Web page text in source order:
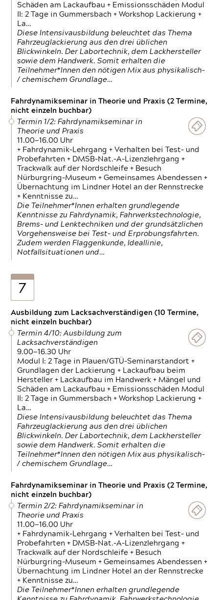
Schäden am Lackaufbau + Emissionsschäden Modul
II: 2 Tage in Gummersbach + Workshop Lackierung +
La…
Diese Intensivausbildung beleuchtet das Thema
Fahrzeuglackierung aus den drei üblichen
Blickwinkeln. Der Labortechnik, dem Lackhersteller
sowie dem Handwerk. Somit erhalten die
Teilnehmer*Innen den nötigen Mix aus physikalisch-
/ chemischem Grundlage…
Fahrdynamikseminar in Theorie und Praxis (2 Termine,
nicht einzeln buchbar)
Termin 1/2: Fahrdynamikseminar in
Theorie und Praxis
11.00—16.00 Uhr
+ Fahrdynamik-Lehrgang + Verhalten bei Test- und
Probefahrten + DMSB-Nat.-A-Lizenzlehrgang +
Trackwalk auf der Nordschleife + Besuch
Nürburgring-Museum + Gemeinsames Abendessen +
Übernachtung im Lindner Hotel an der Rennstrecke
+ Kenntnisse zu…
Die Teilnehmer*Innen erhalten grundlegende
Kenntnisse zu Fahrdynamik, Fahrwerkstechnologie,
Brems- und Lenktechniken und der grundsätzlichen
Vorgehensweise bei Test- und Erprobungsfahrten.
Zudem werden Flaggenkunde, Ideallinie,
Notfallsituationen und…
7
Ausbildung zum Lacksachverständigen (10 Termine,
nicht einzeln buchbar)
Termin 4/10: Ausbildung zum
Lacksachverständigen
9.00—16.30 Uhr
Modul I: 2 Tage in Plauen/GTÜ-Seminarstandort +
Grundlagen der Lackierung + Lackaufbau beim
Hersteller + Lackaufbau im Handwerk + Mängel und
Schäden am Lackaufbau + Emissionsschäden Modul
II: 2 Tage in Gummersbach + Workshop Lackierung +
La…
Diese Intensivausbildung beleuchtet das Thema
Fahrzeuglackierung aus den drei üblichen
Blickwinkeln. Der Labortechnik, dem Lackhersteller
sowie dem Handwerk. Somit erhalten die
Teilnehmer*Innen den nötigen Mix aus physikalisch-
/ chemischem Grundlage…
Fahrdynamikseminar in Theorie und Praxis (2 Termine,
nicht einzeln buchbar)
Termin 2/2: Fahrdynamikseminar in
Theorie und Praxis
11.00—16.00 Uhr
+ Fahrdynamik-Lehrgang + Verhalten bei Test- und
Probefahrten + DMSB-Nat.-A-Lizenzlehrgang +
Trackwalk auf der Nordschleife + Besuch
Nürburgring-Museum + Gemeinsames Abendessen +
Übernachtung im Lindner Hotel an der Rennstrecke
+ Kenntnisse zu…
Die Teilnehmer*Innen erhalten grundlegende